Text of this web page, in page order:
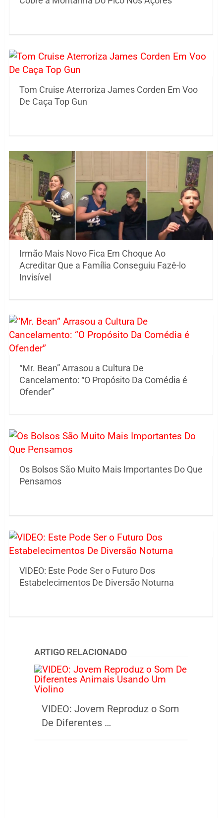
Tom Cruise Aterroriza James Corden Em Voo
De Caça Top Gun
Irmão Mais Novo Fica Em Choque Ao
Acreditar Que a Família Conseguiu Fazê-lo
Invisível
“Mr. Bean” Arrasou a Cultura De
Cancelamento: “O Propósito Da Comédia é
Ofender”
Os Bolsos São Muito Mais Importantes Do Que
Pensamos
VIDEO: Este Pode Ser o Futuro Dos
Estabelecimentos De Diversão Noturna
ARTIGO RELACIONADO
VIDEO: Jovem Reproduz o Som
De Diferentes …